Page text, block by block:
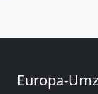
Europa-